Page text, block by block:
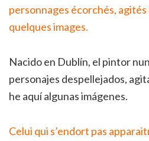
personnages écorchés,
quelques images.
Nacido en Dublín, el pintor
personajes despellejados,
he aquí algunas imágenes.
Celui qui s’endort pas